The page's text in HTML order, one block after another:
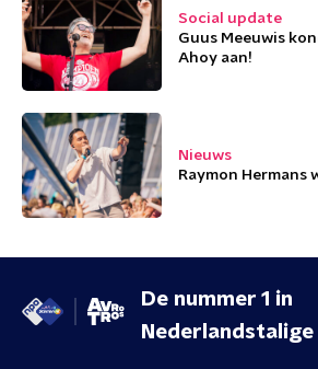
Social update
Guus Meeuwis
Ahoy aan!
Nieuws
Raymon Hermans
De nummer 1 in
Nederlandstalige